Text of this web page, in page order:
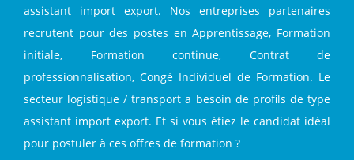
assistant import export. Nos entreprises partenaires
recrutent pour des postes en Apprentissage, Formation
initiale, Formation continue, Contrat de
professionnalisation, Congé Individuel de Formation. Le
secteur logistique / transport a besoin de profils de type
assistant import export. Et si vous étiez le candidat idéal
pour postuler à ces offres de formation ?